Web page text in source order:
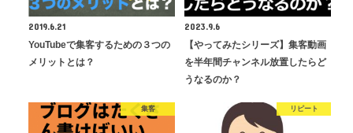
2019.6.21
YouTubeで集客するための３つの
メリットとは？
2023.9.6
【やってみたシリーズ】集客動画
を半年間チャンネル放置したらど
うなるのか？
集客 リピート